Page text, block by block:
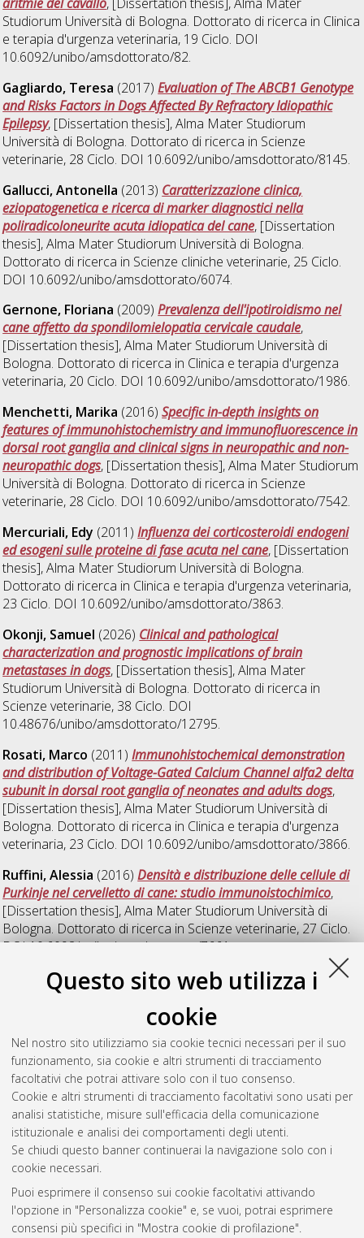
Questo sito web utilizza i
cookie
Nel nostro sito utilizziamo sia cookie tecnici necessari per il suo
funzionamento, sia cookie e altri strumenti di tracciamento
facoltativi che potrai attivare solo con il tuo consenso.
Cookie e altri strumenti di tracciamento facoltativi sono usati per
analisi statistiche, misure sull'efficacia della comunicazione
istituzionale e analisi dei comportamenti degli utenti.
Se chiudi questo banner continuerai la navigazione solo con i
cookie necessari.
Puoi esprimere il consenso sui cookie facoltativi attivando
l'opzione in "Personalizza cookie" e, se vuoi, potrai esprimere
consensi più specifici in "Mostra cookie di profilazione".
Studiorum Università di Bologna. Dottorato di ricerca in Clinica
e terapia d'urgenza veterinaria, 19 Ciclo. DOI
10.6092/unibo/amsdottorato/82.
Gagliardo, Teresa (2017)Evaluation of The ABCB1 Genotype
and Risks Factors in Dogs Affected By Refractory Idiopathic
Epilepsy, [Dissertation thesis], Alma Mater Studiorum
Università di Bologna. Dottorato di ricerca in Scienze
veterinarie, 28 Ciclo. DOI 10.6092/unibo/amsdottorato/8145.
Gallucci, Antonella (2013) Caratterizzazione clinica,
eziopatogenetica e ricerca di marker diagnostici nella
poliradicoloneurite acuta idiopatica del cane, [Dissertation
thesis], Alma Mater Studiorum Università di Bologna.
Dottorato di ricerca in Scienze cliniche veterinarie, 25 Ciclo.
DOI 10.6092/unibo/amsdottorato/6074.
Gernone, Floriana (2009)Prevalenza dell'ipotiroidismo nel
cane affetto da spondilomielopatia cervicale caudale,
[Dissertation thesis], Alma Mater Studiorum Università di
Bologna. Dottorato di ricerca in Clinica e terapia d'urgenza
veterinaria, 20 Ciclo. DOI 10.6092/unibo/amsdottorato/1986.
Menchetti, Marika (2016)Specific in-depth insights on
features of immunohistochemistry and immunofluorescence in
dorsal root ganglia and clinical signs in neuropathic and non-
neuropathic dogs, [Dissertation thesis], Alma Mater Studiorum
Università di Bologna. Dottorato di ricerca in Scienze
veterinarie, 28 Ciclo. DOI 10.6092/unibo/amsdottorato/7542.
Mercuriali, Edy (2011)Influenza dei corticosteroidi endogeni
ed esogeni sulle proteine di fase acuta nel cane, [Dissertation
thesis], Alma Mater Studiorum Università di Bologna.
Dottorato di ricerca in Clinica e terapia d'urgenza veterinaria,
23 Ciclo. DOI 10.6092/unibo/amsdottorato/3863.
Okonji, Samuel (2026) Clinical and pathological
characterization and prognostic implications of brain
metastases in dogs, [Dissertation thesis], Alma Mater
Studiorum Università di Bologna. Dottorato di ricerca in
Scienze veterinarie, 38 Ciclo. DOI
10.48676/unibo/amsdottorato/12795.
Rosati, Marco (2011)Immunohistochemical demonstration
and distribution of Voltage-Gated Calcium Channel alfa2 delta
subunit in dorsal root ganglia of neonates and adults dogs,
[Dissertation thesis], Alma Mater Studiorum Università di
Bologna. Dottorato di ricerca in Clinica e terapia d'urgenza
veterinaria, 23 Ciclo. DOI 10.6092/unibo/amsdottorato/3866.
Ruffini, Alessia (2016)Densità e distribuzione delle cellule di
Purkinje nel cervelletto di cane: studio immunoistochimico,
[Dissertation thesis], Alma Mater Studiorum Università di
Bologna. Dottorato di ricerca inScienze veterinarie, 27 Ciclo.
DOI 10.6092/unibo/amsdottorato/7661.
Specchi, Swan(2011)Impiego della tecnica
ecocontrastografica nella valutazione dell'apparato
, [Dissertation thesis], Alma Mater
Studiorum Università di Bologna. Dottorato di ricerca in
e terapia d'urgenza veterinaria, 23 Ciclo. DOI
10.6092/unibo/amsdottorato/3865.
Questa lista e' stata generata il Thu Aug 6 20:44:46 2026
Atom
Rss 1.0
Rss 2.0